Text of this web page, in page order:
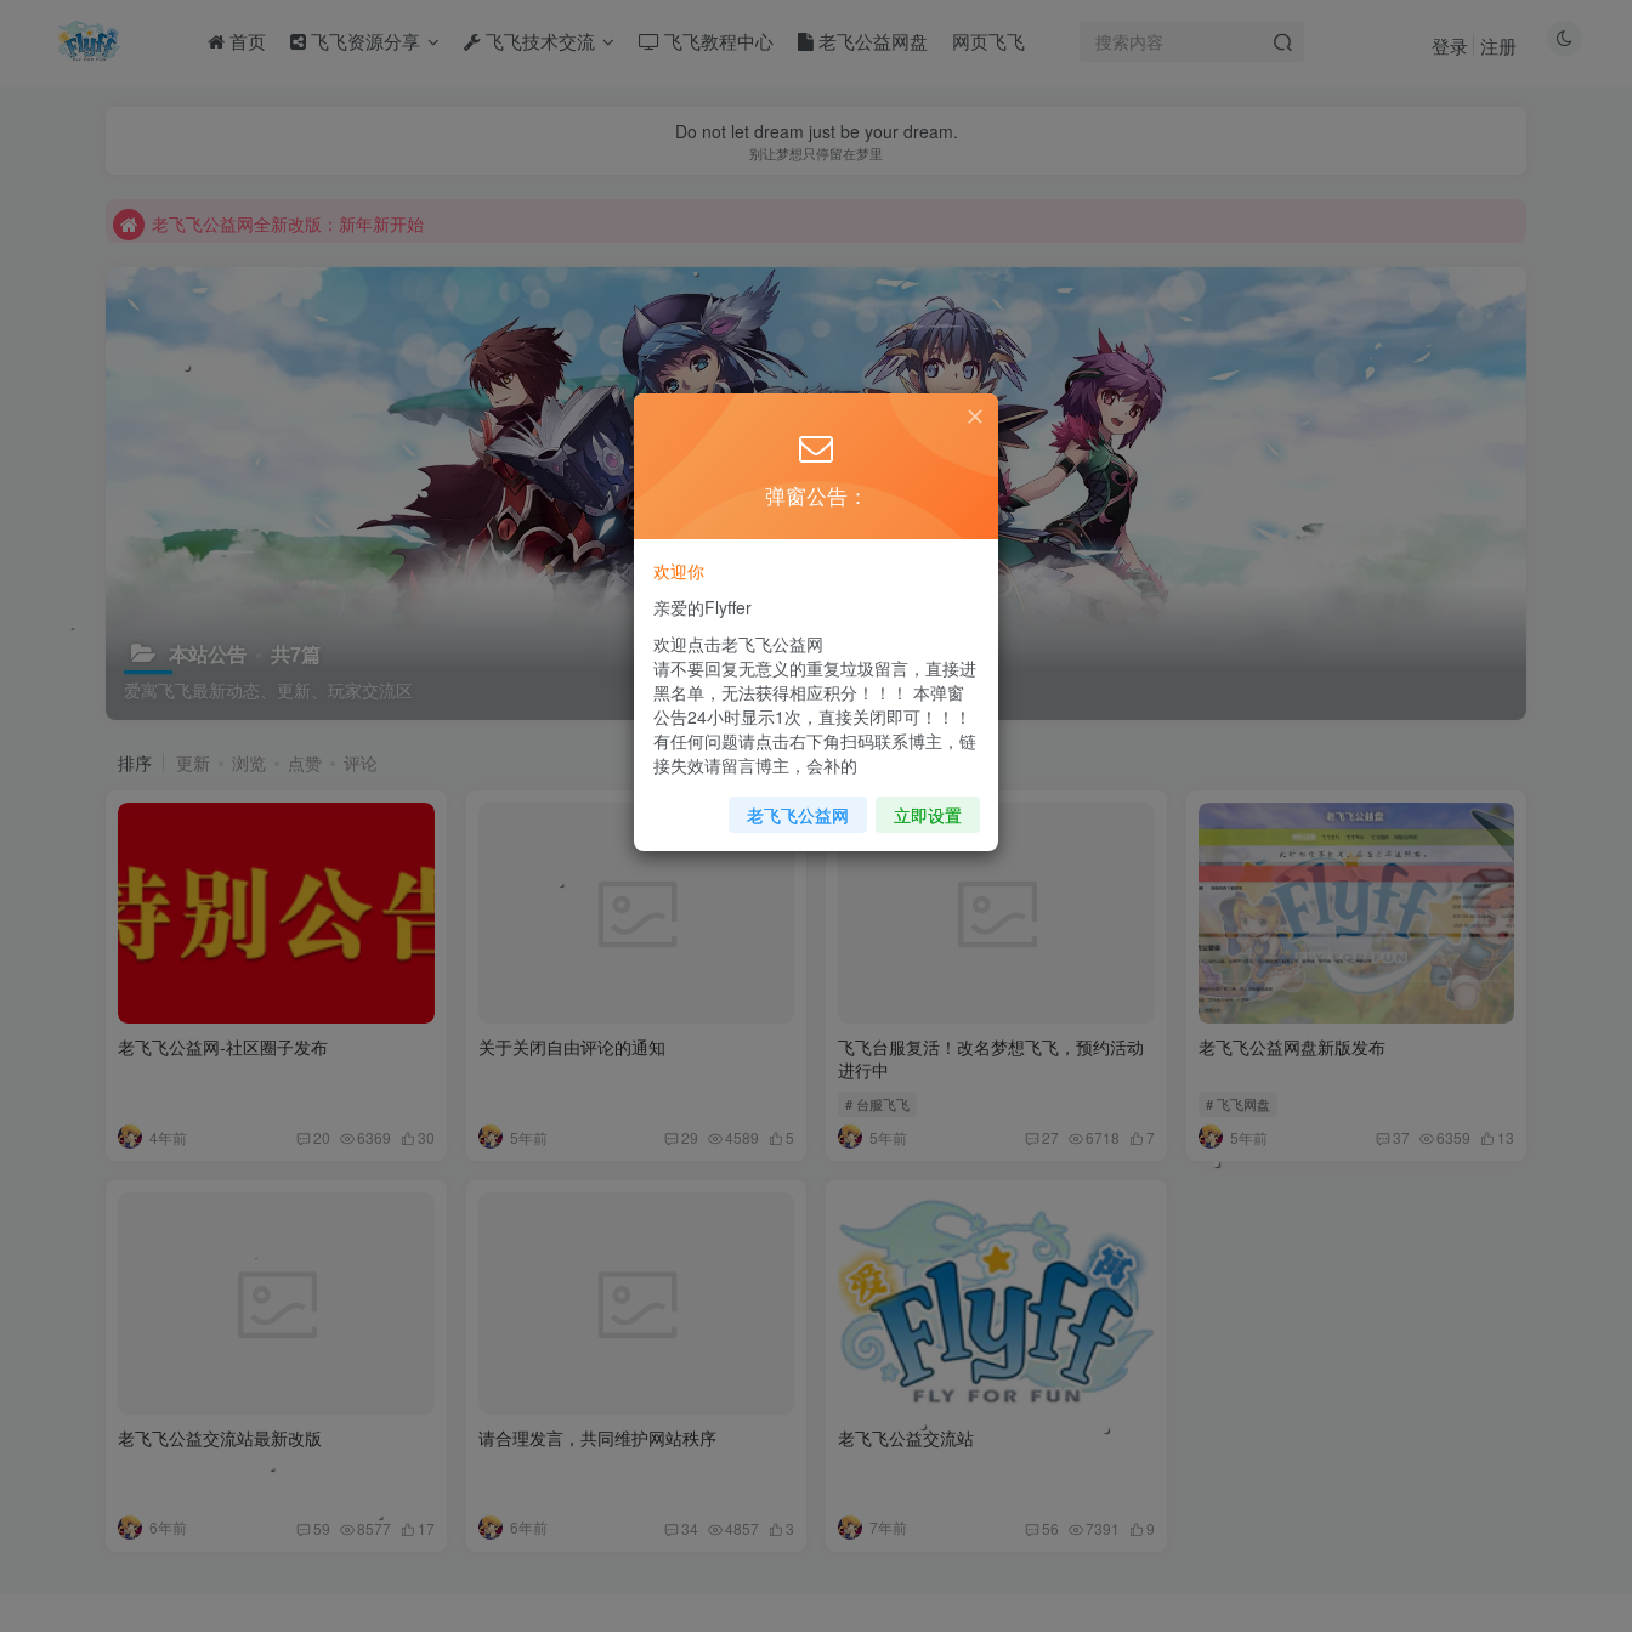
首页 飞飞资源分享 飞飞技术交流 飞飞教程中心 老飞公益网盘 网页飞飞 登录 注册
Do not let dream just be your dream.
别让梦想只停留在梦里
老飞飞公益网全新改版：新年新开始
不要回复无意义重复评论，否则直接进黑名单
本站公告 共7篇
爱寓飞飞最新动态、更新、玩家交流区
排序 更新 浏览 点赞 评论
老飞飞公益网-社区圈子发布
4年前 20 6369 30
关于关闭自由评论的通知
5年前 29 4589 5
飞飞台服复活！改名梦想飞飞，预约活动
进行中
# 台服飞飞
5年前 27 6718 7
老飞飞公益网盘新版发布
# 飞飞网盘
5年前 37 6359 13
老飞飞公益交流站最新改版
6年前 59 8577 17
请合理发言，共同维护网站秩序
6年前 34 4857 3
老飞飞公益交流站
7年前 56 7391 9
弹窗公告：
欢迎你
亲爱的Flyffer
欢迎点击老飞飞公益网
请不要回复无意义的重复垃圾留言，直接进
黑名单，无法获得相应积分！！！ 本弹窗
公告24小时显示1次，直接关闭即可！！！
有任何问题请点击右下角扫码联系博主，链
接失效请留言博主，会补的
老飞飞公益网 立即设置